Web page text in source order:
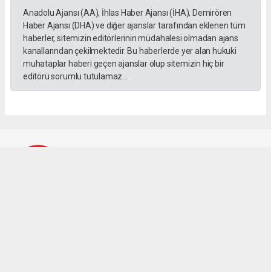
Anadolu Ajansı (AA), İhlas Haber Ajansı (İHA), Demirören
Haber Ajansı (DHA) ve diğer ajanslar tarafından eklenen tüm
haberler, sitemizin editörlerinin müdahalesi olmadan ajans
kanallarından çekilmektedir. Bu haberlerde yer alan hukuki
muhataplar haberi geçen ajanslar olup sitemizin hiç bir
editörü sorumlu tutulamaz...